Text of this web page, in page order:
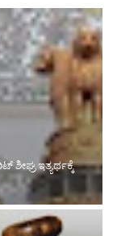
ಇತ್ಯರ್ಥಕ್ಕೆ